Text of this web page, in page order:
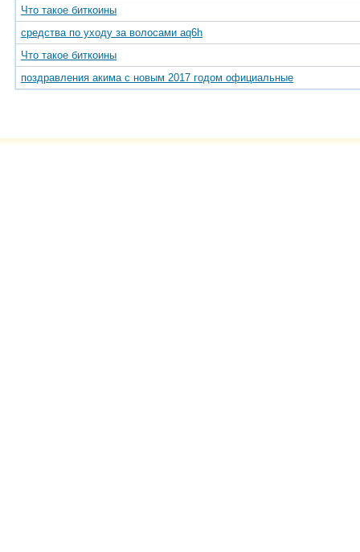
Что такое биткоины
средства по уходу за волосами aq6h
Что такое биткоины
поздравления акима с новым 2017 годом официальные